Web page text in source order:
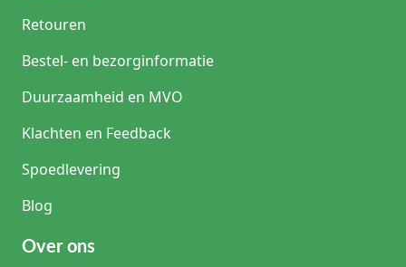
Retouren
Bestel- en bezorginformatie
Duurzaamheid en MVO
Klachten en Feedback
Spoedlevering
Blog
Over ons